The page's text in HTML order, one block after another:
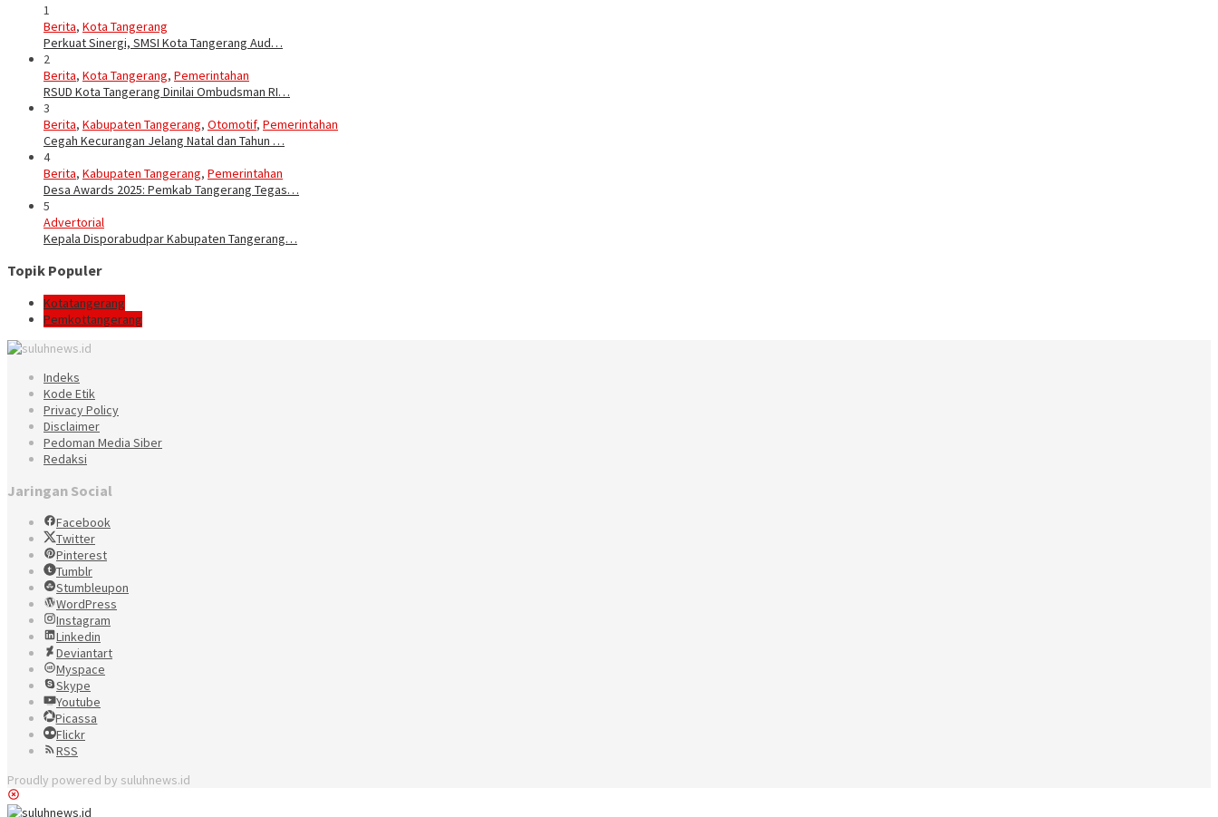
1
Berita, Kota Tangerang
Perkuat Sinergi, SMSI Kota Tangerang Aud…
2
Berita, Kota Tangerang, Pemerintahan
RSUD Kota Tangerang Dinilai Ombudsman RI…
3
Berita, Kabupaten Tangerang, Otomotif, Pemerintahan
Cegah Kecurangan Jelang Natal dan Tahun …
4
Berita, Kabupaten Tangerang, Pemerintahan
Desa Awards 2025: Pemkab Tangerang Tegas…
5
Advertorial
Kepala Disporabudpar Kabupaten Tangerang…
Topik Populer
Kotatangerang
Pemkottangerang
Indeks
Kode Etik
Privacy Policy
Disclaimer
Pedoman Media Siber
Redaksi
Jaringan Social
Facebook
Twitter
Pinterest
Tumblr
Stumbleupon
WordPress
Instagram
Linkedin
Deviantart
Myspace
Skype
Youtube
Picassa
Flickr
RSS
Proudly powered by suluhnews.id